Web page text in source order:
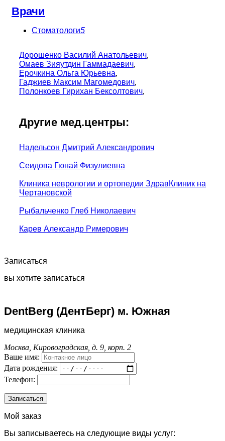
Врачи
Стоматологи5
Дорошенко Василий Анатольевич,
Омаев Зияутдин Гаммадаевич,
Ерочкина Ольга Юрьевна,
Гаджиев Максим Магомедович,
Полонкоев Гирихан Бексолтович,
Другие мед.центры:
Надельсон Дмитрий Александрович
Сеидова Гюнай Физулиевна
Клиника неврологии и ортопедии ЗдравКлиник на
Чертановской
Рыбальченко Глеб Николаевич
Карев Александр Римерович
Записаться
вы хотите записаться
DentBerg (ДентБерг) м. Южная
медицинская клиника
Москва, Кировоградская, д. 9, корп. 2
Ваше имя:
Дата рождения:
Телефон:
Мой заказ
Вы записываетесь на следующие виды услуг: